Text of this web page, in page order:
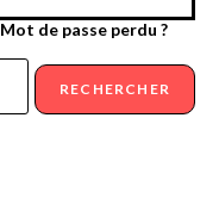
Mot de passe perdu ?
RECHERCHER